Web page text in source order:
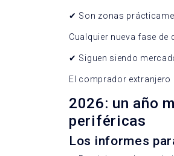
✔ Son zonas
Cualquier nueva fase
✔ Siguen siendo
El comprador extranjero
2026: un año
periféricas
Los informes